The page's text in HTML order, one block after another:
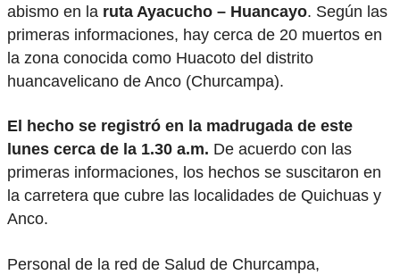
abismo en la ruta Ayacucho – Huancayo. Según las
primeras informaciones, hay cerca de 20 muertos en
la zona conocida como Huacoto del distrito
huancavelicano de Anco (Churcampa).
El hecho se registró en la madrugada de este
lunes cerca de la 1.30 a.m. De acuerdo con las
primeras informaciones, los hechos se suscitaron en
la carretera que cubre las localidades de Quichuas y
Anco.
Personal de la red de Salud de Churcampa,